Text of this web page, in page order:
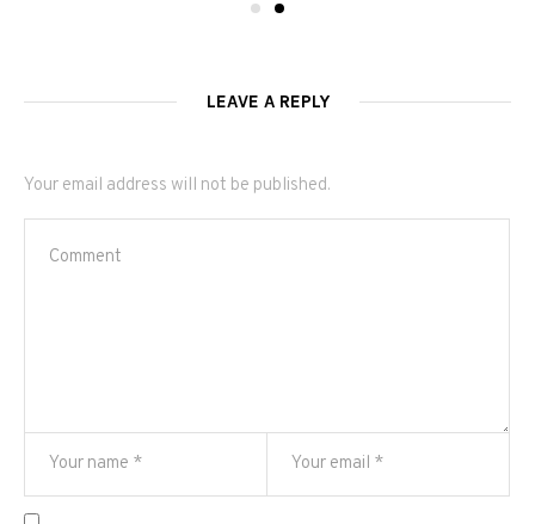
LEAVE A REPLY
Your email address will not be published.